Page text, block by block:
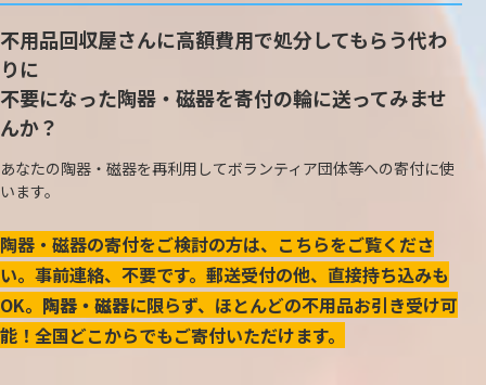
不用品回収屋さんに高額費用で処分してもらう代わ
りに
不要になった陶器・磁器を寄付の輪に送ってみませ
んか？
あなたの陶器・磁器を再利用してボランティア団体等への寄付に使
います。
陶器・磁器の寄付をご検討の方は、こちらをご覧くださ
い。事前連絡、不要です。郵送受付の他、直接持ち込みも
OK。 陶器・磁器に限らず、ほとんどの不用品お引き受け可
能！全国どこからでもご寄付いただけます。